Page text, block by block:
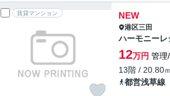
賃貸マンション NEW
港区三田
ハーモニーレ
12万円 管理
13階 / 20.80
都営浅草線